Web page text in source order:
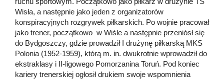
Wisła, a następnie jako jeden z organizatorów
konspiracyjnych rozgrywek piłkarskich. Po wojnie pracował
jako trener, początkowo w Wiśle a następnie przeniósł się
do Bydgoszczy, gdzie prowadził I drużynę piłkarską MKS
Polonia (1952-1959), którą m. in. dwukrotnie wprowadził do
ekstraklasy i II-ligowego Pomorzanina Toruń. Pod koniec
kariery trenerskiej ogłosił drukiem swoje wspomnienia